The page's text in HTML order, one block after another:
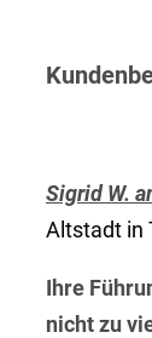
Sigrid W.
Altstadt in
Ihre
nicht zu